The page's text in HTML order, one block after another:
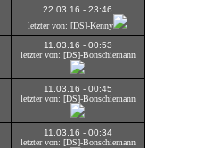
22.03.16 - 23:46
letzter von: [DS]-Kenny
11.03.16 - 00:53
letzter von: [DS]-Bonschiemann
11.03.16 - 00:45
letzter von: [DS]-Bonschiemann
11.03.16 - 00:34
letzter von: [DS]-Bonschiemann